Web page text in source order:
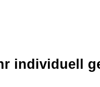
individuell